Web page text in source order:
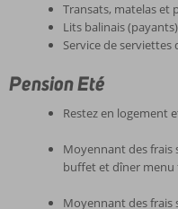
Transats, matelas et
Lits balinais (payants)
Service de serviettes
Pension Eté
Restez en logement
Moyennant des frais
buffet et dîner menu
Moyennant des frais